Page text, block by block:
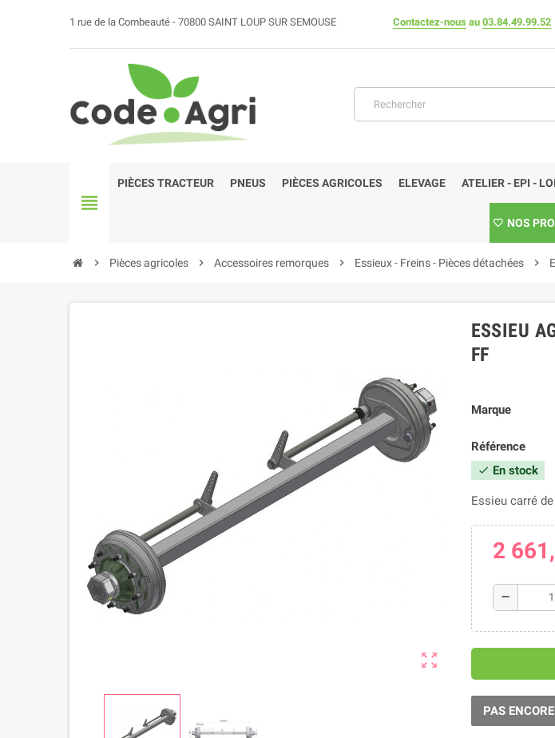
1 rue de la Combeauté - 70800 SAINT LOUP SUR SEMOUSE Contactez-nous au 03.84.49.99.52
view_headline
PIÈCES TRACTEUR PNEUS PIÈCES AGRICOLES ELEVAGE ATELIER - EPI -
NOS
chevron_right Pièces agricoles chevron_right Accessoires remorques chevron_right Essieux - Freins - Pièces détachées chevron_right
zoom_out_map
ESSIEU
FF
Marque
Référence
check En stock
Essieu carré
2
remove
PAS